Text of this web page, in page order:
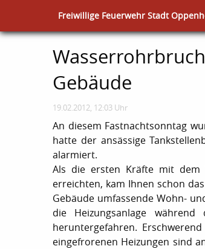
Freiwillige Feuerwehr Stadt
Gebäude
19.02.2012, 12:03 Uhr
An diesem Fastnachtsonntag
hatte der ansässige
alarmiert.
Als die ersten Kräfte mit dem
erreichten, kam Ihnen schon
Gebäude umfassende Wohn-
die Heizungsanlage
heruntergefahren.
eingefrorenen Heizungen sind